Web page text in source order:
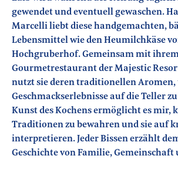
gewendet und eventuell gewaschen.
Marcelli liebt diese handgemachten,
Lebensmittel wie den Heumilchkäse
Hochgruberhof. Gemeinsam mit
Gourmetrestaurant der Majestic
nutzt sie deren traditionellen
Geschmackserlebnisse auf die Teller
Kunst des Kochens ermöglicht es mir,
Traditionen zu bewahren und sie auf
interpretieren. Jeder Bissen erzählt
Geschichte von Familie, Gemeinschaft